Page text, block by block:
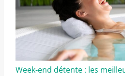
Week-end détente : les